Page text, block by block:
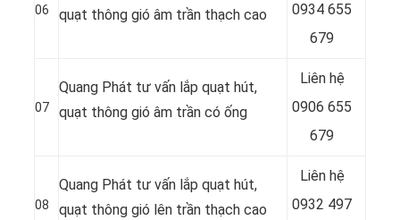
06
quạt thông gió âm trần thạch cao
0934 655
679
07
Quang Phát tư vấn lắp quạt hút,
quạt thông gió âm trần có ống
Liên hệ
0906 655
679
08
Quang Phát tư vấn lắp quạt hút,
quạt thông gió lên trần thạch cao
Liên hệ
0932 497